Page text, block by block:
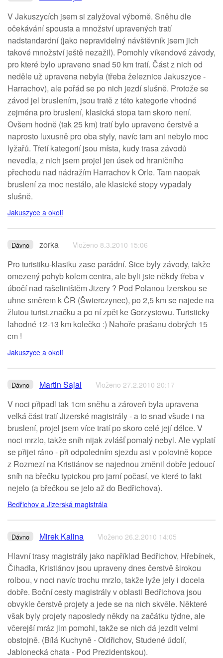
V Jakuszycích jsem si zalyžoval výborně. Sněhu dle
očekávání spousta a množství upravených tratí
nadstandardní (jako nepravidelný návštěvník jsem jich
takové množství ještě nezažil). Pomohly víkendové závody,
pro které bylo upraveno snad 50 km tratí. Část z nich od
neděle už upravena nebyla (třeba železnice Jakuszyce -
Harrachov), ale pořád se po nich jezdí slušně. Protože se
závod jel bruslením, jsou tratě z této kategorie vhodné
zejména pro bruslení, klasická stopa tam skoro není.
Ovšem hodně (tak 25 km) tratí bylo upraveno čerstvě a
naprosto luxusně pro oba styly, navíc tam ani nebylo moc
lyžařů. Třetí kategorií jsou místa, kudy trasa závodů
nevedla, z nich jsem projel jen úsek od hraničního
přechodu nad nádražím Harrachov k Orle. Tam naopak
bruslení za moc nestálo, ale klasické stopy vypadaly
slušně.
Jakuszyce a okolí
Dávno zorka Vloženo 8.3.2010 15:06
Pro turistiku-klasiku zase parádní. Sice byly závody, takže
omezený pohyb kolem centra, ale byli jste někdy třeba v
úbočí nad rašeliništěm Jizery ? Pod Polanou Izerskou se
uhne směrem k ČR (Šwierczynec), po 2,5 km se najede na
žlutou turist.značku a po ní zpět ke Gorzystowu. Turisticky
lahodné 12-13 km kolečko :) Nahoře prašanu dobrých 15
cm !
Jakuszyce a okolí
Dávno Martin Sajal Vloženo 27.2.2010 20:17
V noci připadl tak 1cm sněhu a zároveň byla upravena
velká část tratí Jizerské magistrály - a to snad všude i na
bruslení, projel jsem více tratí po skoro celé její délce. V
noci mrzlo, takže sníh nijak zvlášť pomalý nebyl. Ale vyplatí
se přijet ráno - při odpoledním sjezdu asi v polovině kopce
z Rozmezí na Kristiánov se najednou změnil dobře jedoucí
sníh na břečku typickou pro jarní počasí, ve které to fakt
nejelo (a břečkou se jelo až do Bedřichova).
Bedřichov a Jizerská magistrála
Dávno Mirek Kalina Vloženo 26.2.2010 14:05
Hlavní trasy magistrály jako například Bedřichov, Hřebínek,
Čihadla, Kristiánov jsou upraveny dnes čerstvě širokou
rolbou, v noci navíc trochu mrzlo, takže lyže jely i docela
dobře. Boční cesty magistrály v oblasti Bedřichova jsou
obvykle čerstvě projety a jede se na nich skvěle. Některé
však byly projety naposledy někdy na začátku týdne, ale
včerejší mráz jim pomohl, takže se nich dá jezdit velmi
obstojně. (Bílá Kuchyně - Oldřichov, Studené údolí,
Jablonecká chata - Pod Prezidentskou).